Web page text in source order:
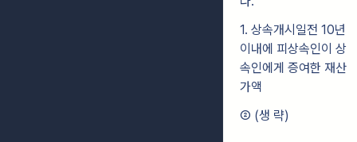
1. 상속개시일전 10년
이내에 피상속인이 상
속인에게 증여한 재산
가액
② (생 략)